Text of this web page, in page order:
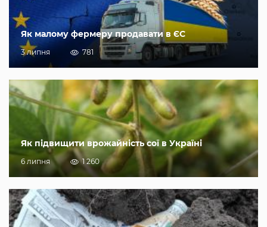
Як малому фермеру продавати в ЄС
3 липня 781
Як підвищити врожайність сої в Україні
6 липня 1 260